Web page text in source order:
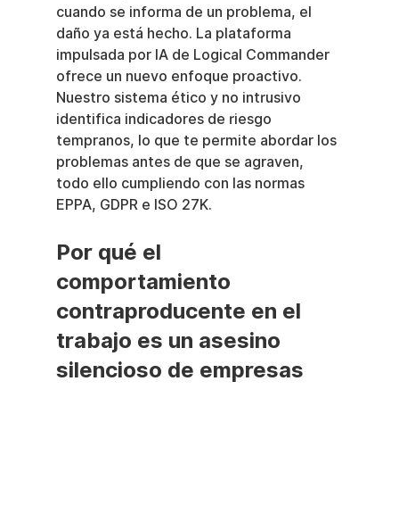
cuando se informa de un problema, el
daño ya está hecho. La plataforma
impulsada por IA de Logical Commander
ofrece un nuevo enfoque proactivo.
Nuestro sistema ético y no intrusivo
identifica indicadores de riesgo
tempranos, lo que te permite abordar los
problemas antes de que se agraven,
todo ello cumpliendo con las normas
EPPA, GDPR e ISO 27K.
Por qué el
comportamiento
contraproducente en el
trabajo es un asesino
silencioso de empresas